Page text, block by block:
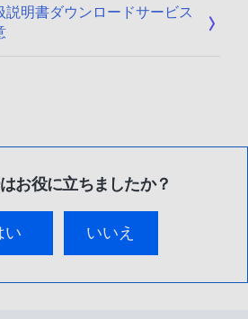
説明書ダウンロードサービス
お役に立ちましたか？
い いいえ